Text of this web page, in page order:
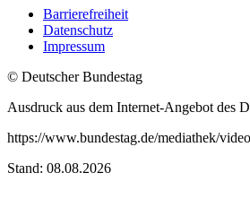
Barrierefreiheit
Datenschutz
Impressum
© Deutscher Bundestag
Ausdruck aus dem Internet-Angebot des
https://www.bundestag.de/mediathek/video
Stand: 08.08.2026